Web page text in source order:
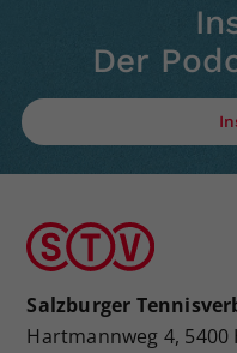
Der
Salzburger
Hartmannweg 4, 5400